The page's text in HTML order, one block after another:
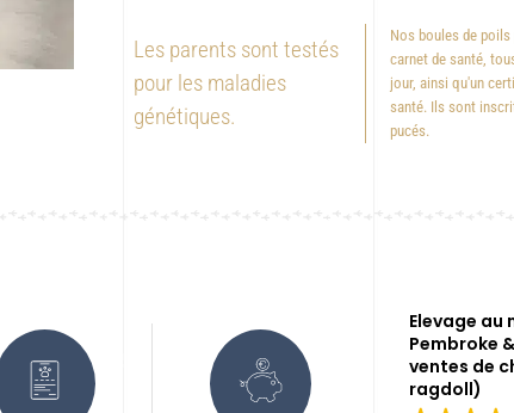
Les parents sont testés
pour les maladies
génétiques.
Nos boules de
carnet de santé,
jour, ainsi qu'un
santé. Ils sont
pucés.
Elevage au
Pembroke
ventes de
ragdoll)